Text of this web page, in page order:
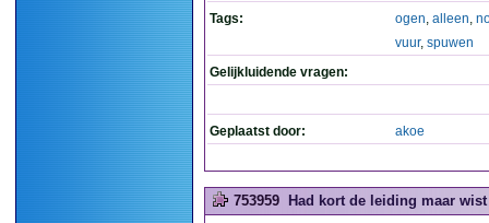
Tags:
ogen, alleen,
vuur, spuwen
Gelijkluidende vragen:
Geplaatst door: akoe
753959 Had kort de leiding maar